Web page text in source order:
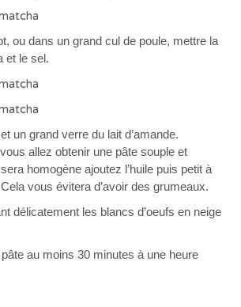
ou dans un grand cul de poule, mettre la
et le sel.
un grand verre du lait d’amande.
allez obtenir une pâte souple et
homogène ajoutez l’huile puis petit à
vous évitera d’avoir des grumeaux.
délicatement les blancs d’oeufs en neige
au moins 30 minutes à une heure